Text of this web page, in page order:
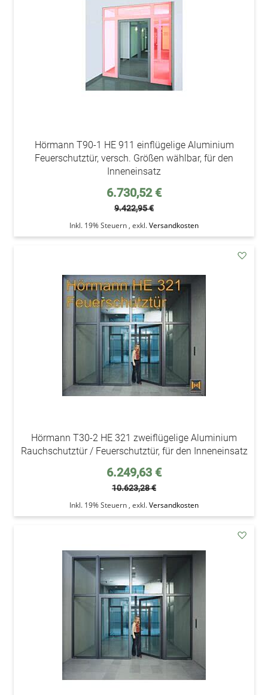
Hörmann T90-1 HE 911 einflügelige Aluminium
Feuerschutztür, versch. Größen wählbar, für den
Inneneinsatz
Sonderpreis
6.730,52 €
9.422,95 €
Inkl. 19% Steuern , exkl.Versandkosten
Hörmann T30-2 HE 321 zweiflügelige Aluminium
Rauchschutztür / Feuerschutztür, für den Inneneinsatz
Sonderpreis
6.249,63 €
10.623,28 €
Inkl. 19% Steuern , exkl.Versandkosten